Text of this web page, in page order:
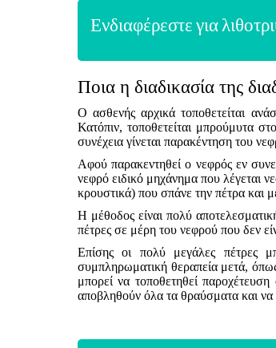
Ενδιαφέρεστε για
Ποια η διαδικασία της
Ο ασθενής αρχικά τοποθετείται
Κατόπιν, τοποθετείται μπρούμυτα
συνέχεια γίνεται παρακέντηση του
Αφού παρακεντηθεί ο νεφρός εν
νεφρό ειδικό μηχάνημα που λέγεται
κρουστικά) που σπάνε την πέτρα και
Η μέθοδος είναι πολύ
πέτρες σε μέρη του νεφρού που δεν
Επίσης οι πολύ μεγάλες πέτρες
συμπληρωματική θεραπεία μετά,
μπορεί να τοποθετηθεί
αποβληθούν όλα τα θραύσματα και